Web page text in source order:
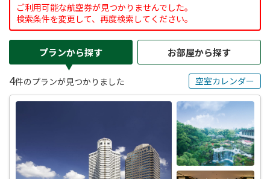
ご利用可能な航空券が見つかりませんでした。
検索条件を変更して、再度検索してください。
プランから探す お部屋から探す
4件のプランが見つかりました 空室カレンダー